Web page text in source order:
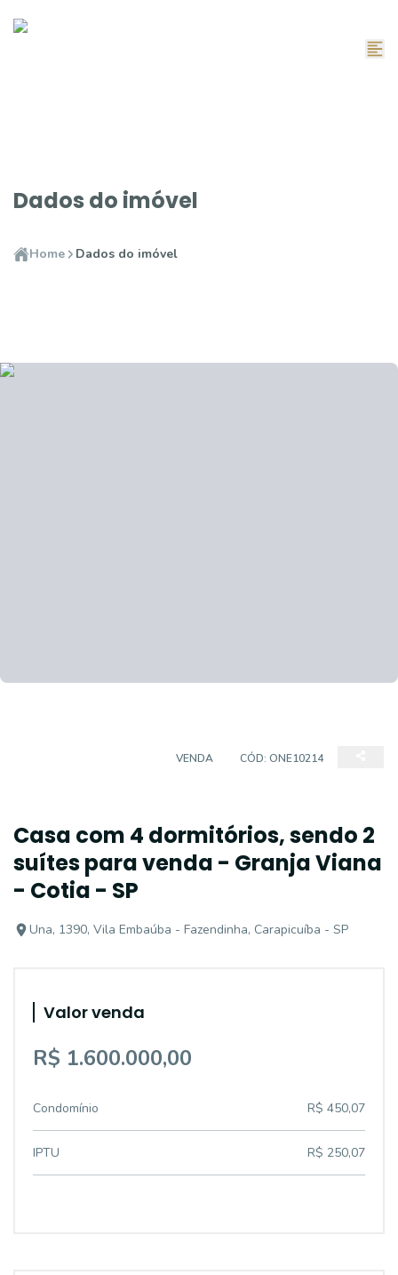
Dados do imóvel
Home Dados do imóvel
VENDA CÓD: ONE10214
Casa com 4 dormitórios, sendo 2
suítes para venda - Granja Viana
- Cotia - SP
Una, 1390, Vila Embaúba - Fazendinha, Carapicuíba - SP
Valor venda
R$ 1.600.000,00
Condomínio R$ 450,07
IPTU R$ 250,07